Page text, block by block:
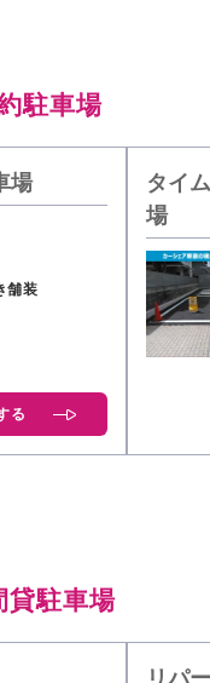
駐車場
場
舗装
る
タイ
場
駐車場
リパ